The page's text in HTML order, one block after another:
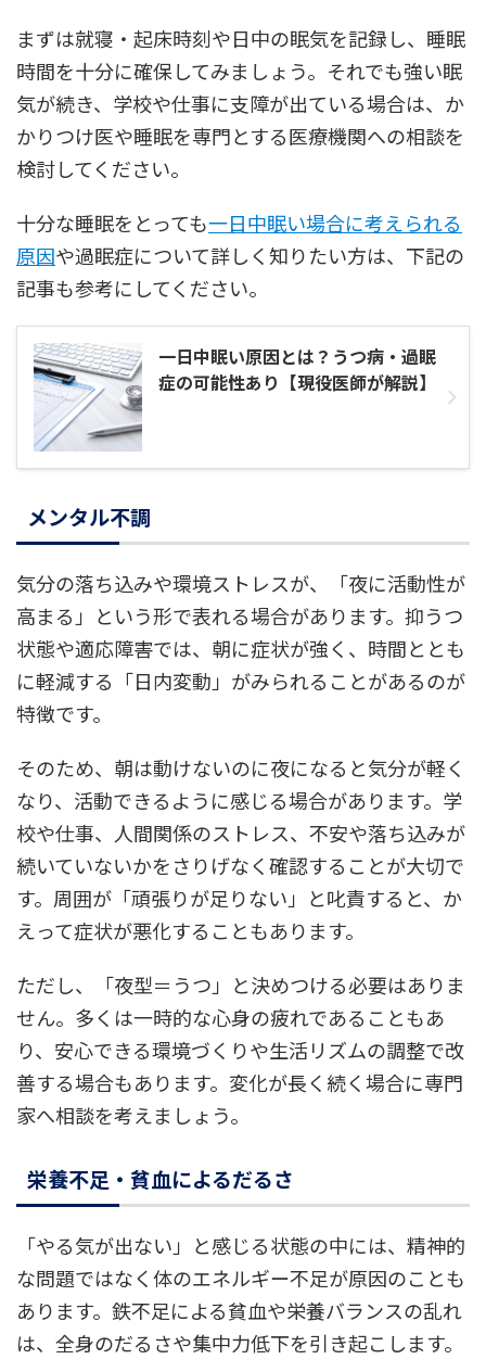
まずは就寝・起床時刻や日中の眠気を記録し、睡眠
時間を十分に確保してみましょう。それでも強い眠
気が続き、学校や仕事に支障が出ている場合は、か
かりつけ医や睡眠を専門とする医療機関への相談を
検討してください。
十分な睡眠をとっても一日中眠い場合に考えられる
原因や過眠症について詳しく知りたい方は、下記の
記事も参考にしてください。
一日中眠い原因とは？うつ病・過眠
症の可能性あり【現役医師が解説】
メンタル不調
気分の落ち込みや環境ストレスが、「夜に活動性が
高まる」という形で表れる場合があります。抑うつ
状態や適応障害では、朝に症状が強く、時間ととも
に軽減する「日内変動」がみられることがあるのが
特徴です。
そのため、朝は動けないのに夜になると気分が軽く
なり、活動できるように感じる場合があります。学
校や仕事、人間関係のストレス、不安や落ち込みが
続いていないかをさりげなく確認することが大切で
す。周囲が「頑張りが足りない」と叱責すると、か
えって症状が悪化することもあります。
ただし、「夜型＝うつ」と決めつける必要はありま
せん。多くは一時的な心身の疲れであることもあ
り、安心できる環境づくりや生活リズムの調整で改
善する場合もあります。変化が長く続く場合に専門
家へ相談を考えましょう。
栄養不足・貧血によるだるさ
「やる気が出ない」と感じる状態の中には、精神的
な問題ではなく体のエネルギー不足が原因のことも
あります。鉄不足による貧血や栄養バランスの乱れ
は、全身のだるさや集中力低下を引き起こします。